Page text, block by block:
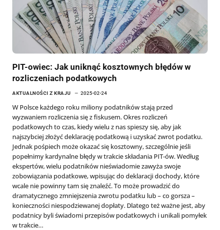
PIT-owiec: Jak uniknąć kosztownych błędów w
rozliczeniach podatkowych
AKTUALNOŚCI Z KRAJU 2025-02-24
W Polsce każdego roku miliony podatników stają przed
wyzwaniem rozliczenia się z fiskusem. Okres rozliczeń
podatkowych to czas, kiedy wielu z nas spieszy się, aby jak
najszybciej złożyć deklarację podatkową i uzyskać zwrot podatku.
Jednak pośpiech może okazać się kosztowny, szczególnie jeśli
popełnimy kardynalne błędy w trakcie składania PIT-ów. Według
ekspertów, wielu podatników nieświadomie zawyża swoje
zobowiązania podatkowe, wpisując do deklaracji dochody, które
wcale nie powinny tam się znaleźć. To może prowadzić do
dramatycznego zmniejszenia zwrotu podatku lub – co gorsza –
konieczności niespodziewanej dopłaty. Dlatego też ważne jest, aby
podatnicy byli świadomi przepisów podatkowych i unikali pomyłek
w trakcie…